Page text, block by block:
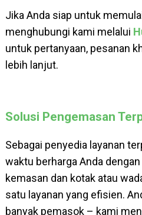
Jika Anda siap untuk
menghubungi kami melalui
untuk pertanyaan, pesanan
lebih lanjut.
Solusi Pengemasan
Sebagai penyedia layanan
waktu berharga Anda
kemasan dan kotak atau
satu layanan yang efisien.
banyak pemasok – kami